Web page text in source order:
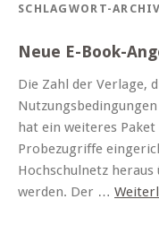
SCHLAGWORT-
Neue E-Book-
Die Zahl der Verlage,
hat ein weiteres
Probezugriffe
Hochschulnetz
werden. Der …